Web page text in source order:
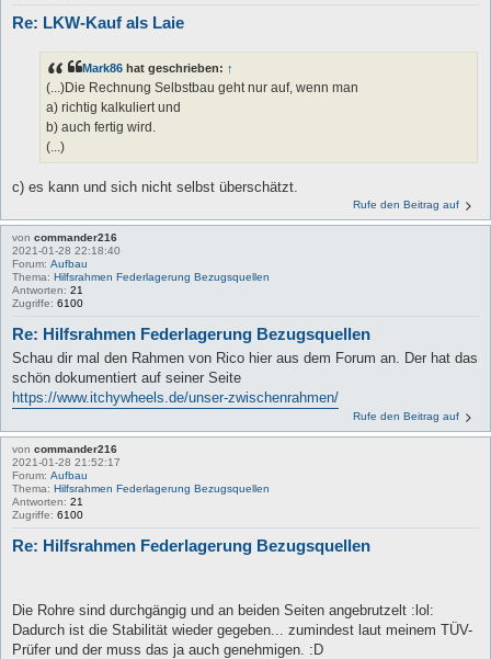
Re: LKW-Kauf als Laie
Mark86 hat geschrieben: ↑
(...)Die Rechnung Selbstbau geht nur auf, wenn man
a) richtig kalkuliert und
b) auch fertig wird.
(...)
c) es kann und sich nicht selbst überschätzt.
Rufe den Beitrag auf
von commander216
2021-01-28 22:18:40
Forum: Aufbau
Thema: Hilfsrahmen Federlagerung Bezugsquellen
Antworten: 21
Zugriffe: 6100
Re: Hilfsrahmen Federlagerung Bezugsquellen
Schau dir mal den Rahmen von Rico hier aus dem Forum an. Der hat das
schön dokumentiert auf seiner Seite
https://www.itchywheels.de/unser-zwischenrahmen/
Rufe den Beitrag auf
von commander216
2021-01-28 21:52:17
Forum: Aufbau
Thema: Hilfsrahmen Federlagerung Bezugsquellen
Antworten: 21
Zugriffe: 6100
Re: Hilfsrahmen Federlagerung Bezugsquellen
Die Rohre sind durchgängig und an beiden Seiten angebrutzelt :lol:
Dadurch ist die Stabilität wieder gegeben... zumindest laut meinem TÜV-
Prüfer und der muss das ja auch genehmigen. :D